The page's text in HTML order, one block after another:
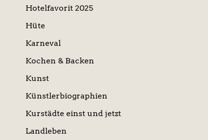
Hotelfavorit 2025
Hüte
Karneval
Kochen & Backen
Kunst
Künstlerbiographien
Kurstädte einst und jetzt
Landleben